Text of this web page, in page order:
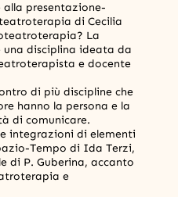
presentazione-
di Cecilia
La
disciplina ideata da
e docente
di più discipline che
hanno la persona e la
di comunicare.
integrazioni di elementi
Tempo di Ida Terzi,
di P. Guberina, accanto
e